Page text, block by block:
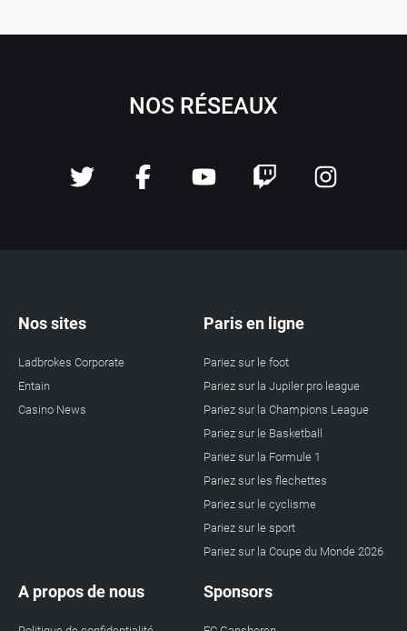
NOS RÉSEAUX
Nos sites
Ladbrokes Corporate
Entain
Casino News
Paris en ligne
Pariez sur le foot
Pariez sur la Jupiler pro league
Pariez sur la Champions League
Pariez sur le Basketball
Pariez sur la Formule 1
Pariez sur les flechettes
Pariez sur le cyclisme
Pariez sur le sport
Pariez sur la Coupe du Monde 2026
A propos de nous Sponsors